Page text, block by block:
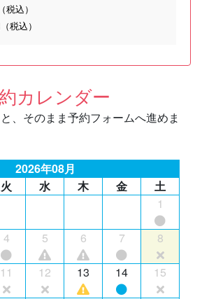
込）
税込）
カレンダー
、そのまま予約フォームへ進めま
2026年08月
火 水 木 金
土
1
4 5 6 7 8
11 12 13 14 15